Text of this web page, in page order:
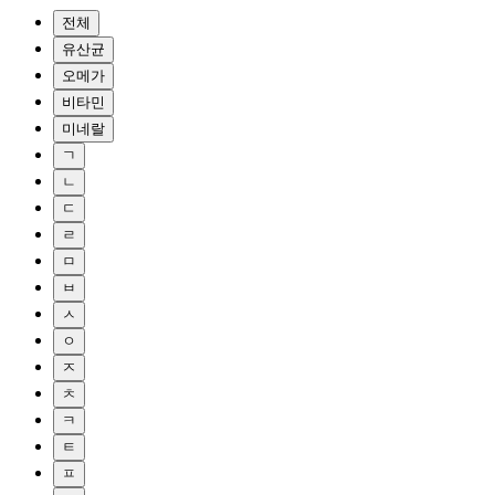
전체
유산균
오메가
비타민
미네랄
ㄱ
ㄴ
ㄷ
ㄹ
ㅁ
ㅂ
ㅅ
ㅇ
ㅈ
ㅊ
ㅋ
ㅌ
ㅍ